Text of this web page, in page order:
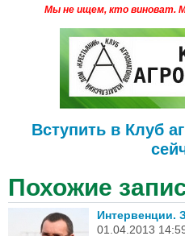
Мы не ищем, кто виноват.
Вступить в Клуб
Похожие
Интервенции.
01.04.2013